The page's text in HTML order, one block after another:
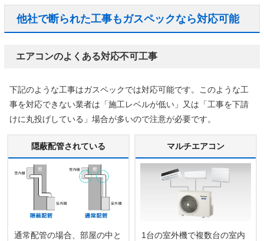
他社で断られた工事もガスペックなら対応可能
エアコンのよくある対応不可工事
下記のような工事はガスペックでは対応可能です。このような工
事を対応できない業者は「施工レベルが低い」又は「工事を下請
けに丸投げしている」場合が多いので注意が必要です。
隠蔽配管されている
通常配管の場合、部屋の中と
マルチエアコン
1台の室外機で複数台の室内